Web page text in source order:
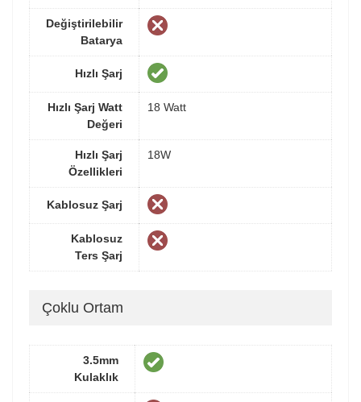
Değiştirilebilir
Batarya
Hızlı Şarj
Hızlı Şarj Watt
Değeri
18 Watt
Hızlı Şarj
Özellikleri
18W
Kablosuz Şarj
Kablosuz
Ters Şarj
Çoklu Ortam
3.5mm
Kulaklık